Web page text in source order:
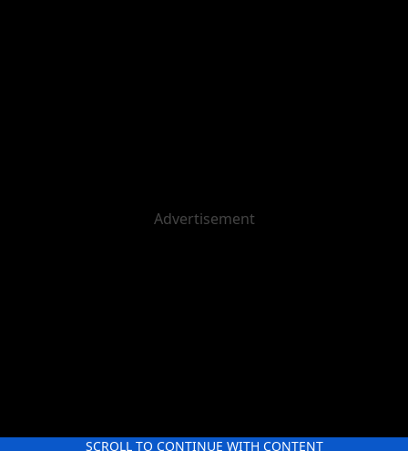
SCROLL TO CONTINUE WITH CONTENT